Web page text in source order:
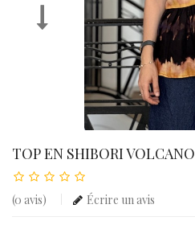
TOP EN SHIBORI VOLCANO
(0 avis) Écrire un avis